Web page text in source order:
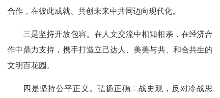
合作，在彼此成就、共创未来中共同迈向现代化。
三是坚持开放包容。在人文交流中相知相亲，在经济合
作中鼎力支持，携手打造立己达人、美美与共、和合共生的
文明百花园。
四是坚持公平正义。弘扬正确二战史观，反对冷战思